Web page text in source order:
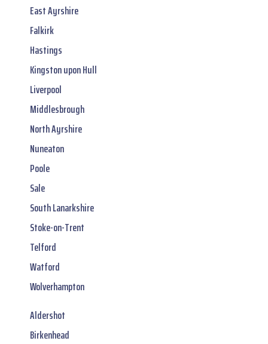
East Ayrshire
Falkirk
Hastings
Kingston upon Hull
Liverpool
Middlesbrough
North Ayrshire
Nuneaton
Poole
Sale
South Lanarkshire
Stoke-on-Trent
Telford
Watford
Wolverhampton
Aldershot
Birkenhead